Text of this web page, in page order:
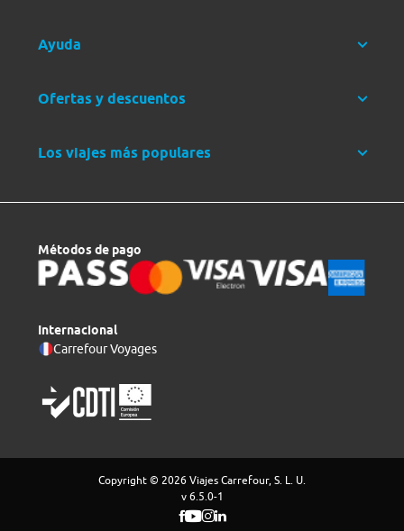
Ayuda
Ofertas y descuentos
Los viajes más populares
Métodos de pago
Internacional
Carrefour Voyages
Copyright © 2026 Viajes Carrefour, S. L. U.
v 6.5.0-1